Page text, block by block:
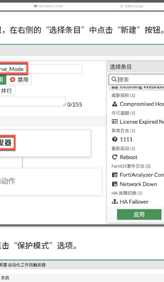
在右侧的“选择条目”中点击“新建”按钮。
“保护模式”选项。